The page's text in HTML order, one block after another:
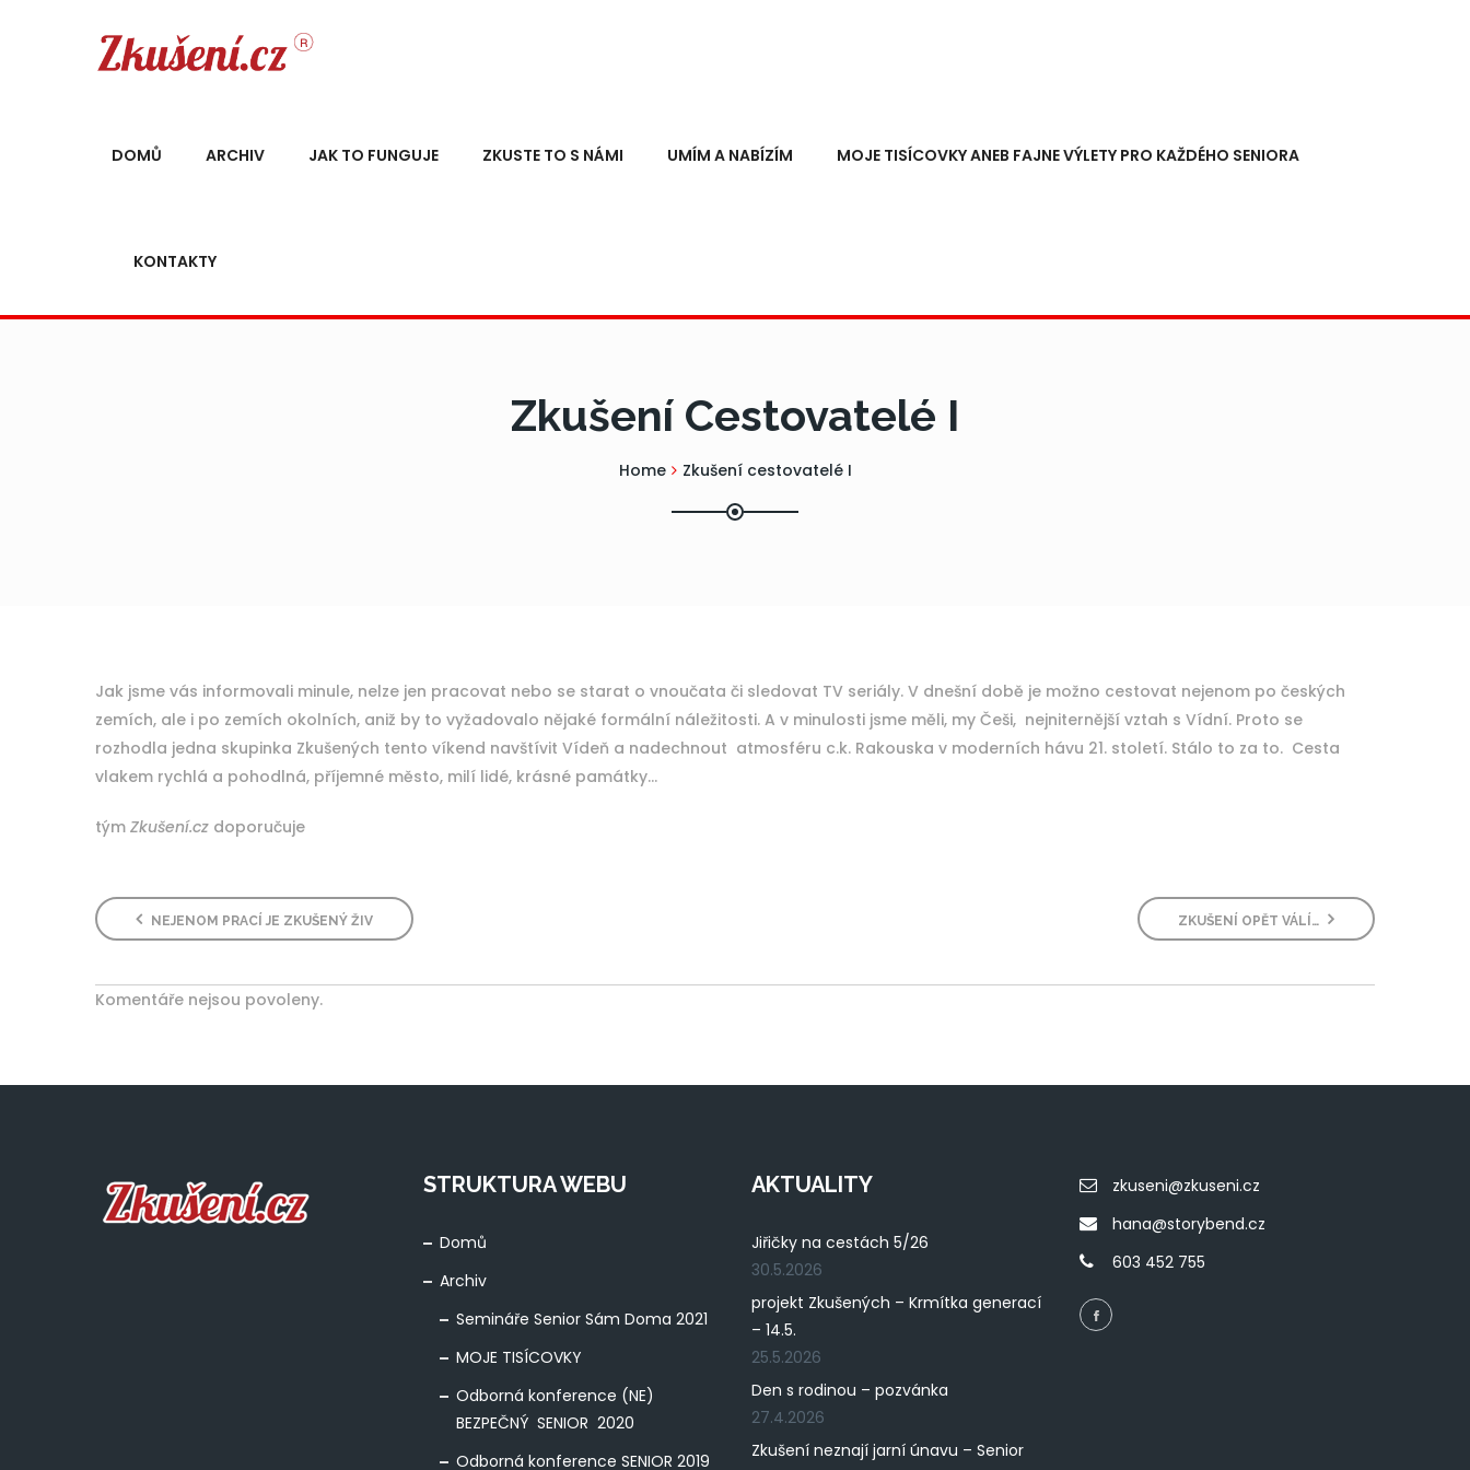
DOMŮ ARCHIV JAK TO FUNGUJE ZKUSTE TO S NÁMI UMÍM A NABÍZÍM MOJE TISÍCOVKY ANEB FAJNE VÝLETY PRO KAŽDÉHO SENIORA
KONTAKTY
Zkušení Cestovatelé I
Home Zkušení cestovatelé I
Jak jsme vás informovali minule, nelze jen pracovat nebo se starat o vnoučata či sledovat TV seriály. V dnešní době je možno cestovat nejenom po českých
zemích, ale i po zemích okolních, aniž by to vyžadovalo nějaké formální náležitosti. A v minulosti jsme měli, my Češi, nejniternější vztah s Vídní. Proto se
rozhodla jedna skupinka Zkušených tento víkend navštívit Vídeň a nadechnout atmosféru c.k. Rakouska v moderních hávu 21. století. Stálo to za to. Cesta
vlakem rychlá a pohodlná, příjemné město, milí lidé, krásné památky…
tým Zkušení.cz doporučuje
NEJENOM PRACÍ JE ZKUŠENÝ ŽIV ZKUŠENÍ OPĚT VÁLÍ…
Komentáře nejsou povoleny.
STRUKTURA WEBU
Domů
Archiv
Semináře Senior Sám Doma 2021
MOJE TISÍCOVKY
Odborná konference (NE)
BEZPEČNÝ SENIOR 2020
Odborná konference SENIOR 2019
AKTUALITY
Jiřičky na cestách 5/26
30.5.2026
projekt Zkušených – Krmítka generací
– 14.5.
25.5.2026
Den s rodinou – pozvánka
27.4.2026
Zkušení neznají jarní únavu – Senior
zkuseni@zkuseni.cz
hana@storybend.cz
603 452 755